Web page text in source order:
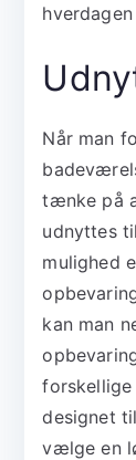
Når man
tænke på
udnyttes
mulighed
kan man
forskellige
designet
vælge en